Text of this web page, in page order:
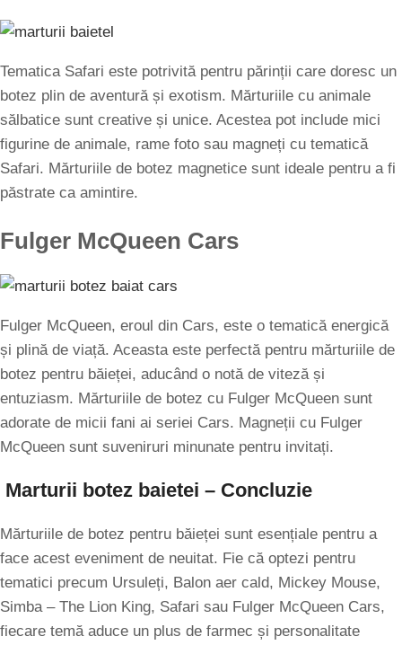
Tematica Safari este potrivită pentru părinții care doresc un
botez plin de aventură și exotism. Mărturiile cu animale
sălbatice sunt creative și unice. Acestea pot include mici
figurine de animale, rame foto sau magneți cu tematică
Safari. Mărturiile de botez magnetice sunt ideale pentru a fi
păstrate ca amintire.
Fulger McQueen Cars
Fulger McQueen, eroul din Cars, este o tematică energică
și plină de viață. Aceasta este perfectă pentru mărturiile de
botez pentru băieței, aducând o notă de viteză și
entuziasm. Mărturiile de botez cu Fulger McQueen sunt
adorate de micii fani ai seriei Cars. Magneții cu Fulger
McQueen sunt suveniruri minunate pentru invitați.
Marturii botez baietei – Concluzie
Mărturiile de botez pentru băieței sunt esențiale pentru a
face acest eveniment de neuitat. Fie că optezi pentru
tematici precum Ursuleți, Balon aer cald, Mickey Mouse,
Simba – The Lion King, Safari sau Fulger McQueen Cars,
fiecare temă aduce un plus de farmec și personalitate